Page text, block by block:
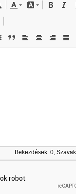
Bekezdések: 0,